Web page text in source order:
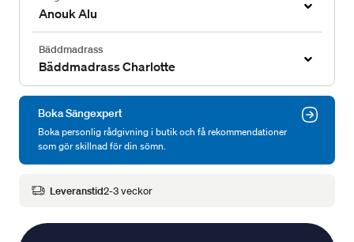
Anouk Alu
Bäddmadrass
Bäddmadrass Charlotte
Boka Sängexpert
Boka personlig rådgivning i butik och få rekommendationer
som gör skillnad för din sömn.
Leveranstid2-3 veckor